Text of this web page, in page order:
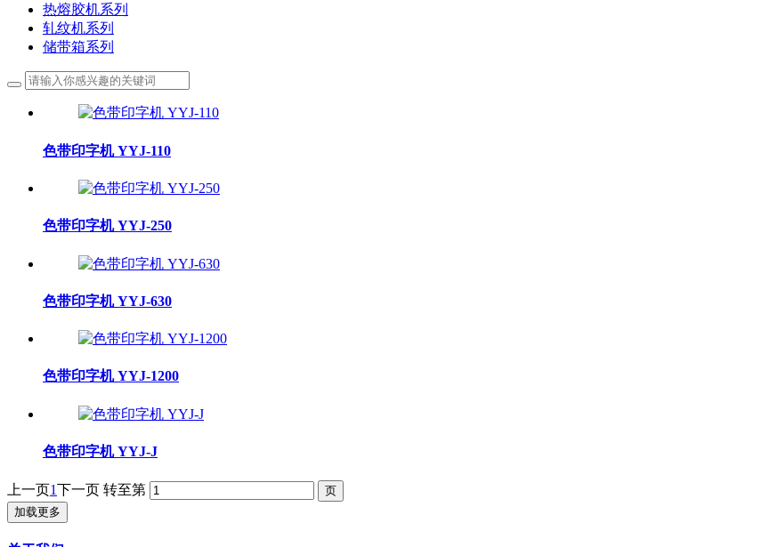
热熔胶机系列
轧纹机系列
储带箱系列
色带印字机 YYJ-110
色带印字机 YYJ-250
色带印字机 YYJ-630
色带印字机 YYJ-1200
色带印字机 YYJ-J
上一页1下一页 转至第
加载更多